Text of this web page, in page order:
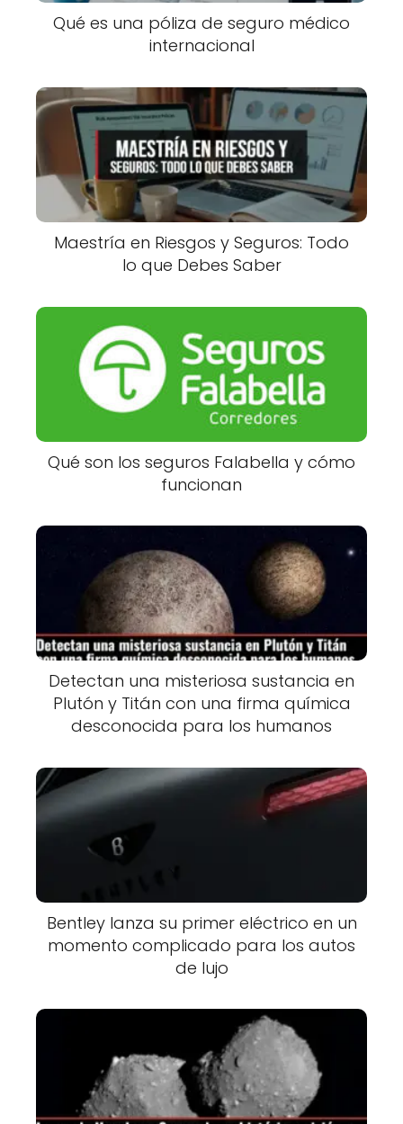
Qué es una póliza de seguro médico
internacional
Maestría en Riesgos y Seguros: Todo
lo que Debes Saber
Qué son los seguros Falabella y cómo
funcionan
Detectan una misteriosa sustancia en
Plutón y Titán con una firma química
desconocida para los humanos
Bentley lanza su primer eléctrico en un
momento complicado para los autos
de lujo